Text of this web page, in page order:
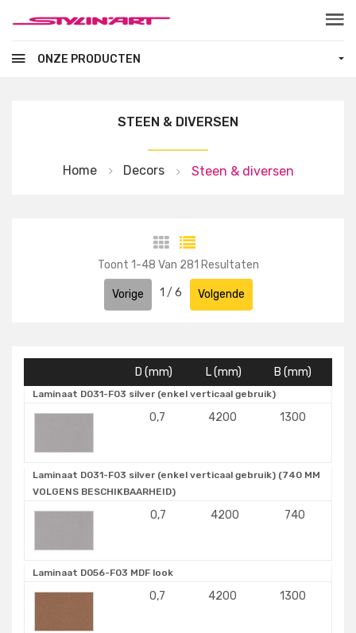
ONZE PRODUCTEN
STEEN & DIVERSEN
Home Decors Steen & diversen
Toont 1-48 Van 281 Resultaten
Vorige 1 / 6 Volgende
D (mm) L (mm) B (mm)
Laminaat D031-F03 silver (enkel verticaal gebruik)
0,7 4200 1300
Laminaat D031-F03 silver (enkel verticaal gebruik) (740 MM
VOLGENS BESCHIKBAARHEID)
0,7 4200 740
Laminaat D056-F03 MDF look
0,7 4200 1300